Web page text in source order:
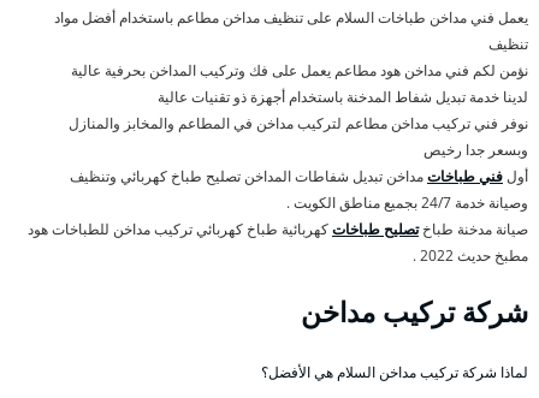
يعمل فني مداخن طباخات السلام على تنظيف مداخن مطاعم باستخدام أفضل مواد
تنظيف
نؤمن لكم فني مداخن هود مطاعم يعمل على فك وتركيب المداخن بحرفية عالية
لدينا خدمة تبديل شفاط المدخنة باستخدام أجهزة ذو تقنيات عالية
نوفر فني تركيب مداخن مطاعم لتركيب مداخن في المطاعم والمخابز والمنازل
وبسعر جدا رخيص
أولفني طباخاتمداخن تبديل شفاطات المداخن تصليح طباخ كهربائي وتنظيف
وصيانة خدمة 24/7 بجميع مناطق الكويت .
صيانة مدخنة طباختصليح طباخاتكهربائية طباخ كهربائي تركيب مداخن للطباخات هود
مطبخ حديث 2022 .
شركة تركيب مداخن
لماذا شركة تركيب مداخن السلام هي الأفضل؟